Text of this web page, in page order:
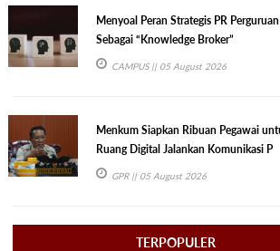
Menyoal Peran Strategis PR
Sebagai “Knowledge Broker”
CAMPUS|| 05 August 2026
Menkum Siapkan Ribuan Pegawai
Ruang Digital Jalankan Komunikasi P
GPR|| 05 August 2026
TERPOPULER